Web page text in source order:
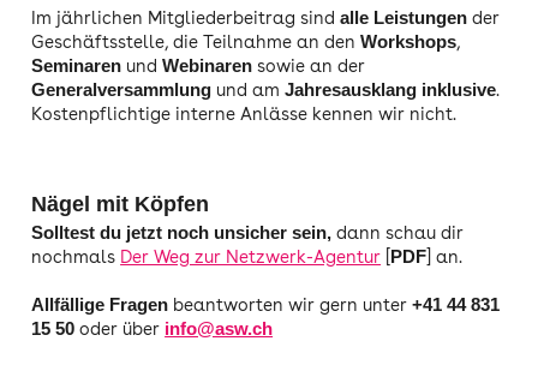
Im jährlichen Mitgliederbeitrag sindalle Leistungen der
Geschäftsstelle, die Teilnahme an denWorkshops,
Seminaren undWebinarensowie an der
Generalversammlung und amJahresausklang inklusive.
Kostenpflichtige interne Anlässe kennen wir nicht.
Nägel mit Köpfen
Solltest du jetzt noch unsicher sein,dann schau dir
nochmals Der Weg zur Netzwerk-Agentur [ PDF] an.
Allfällige Fragen beantworten wir gern unter+41 44 831
15 50 oder über info@asw.ch